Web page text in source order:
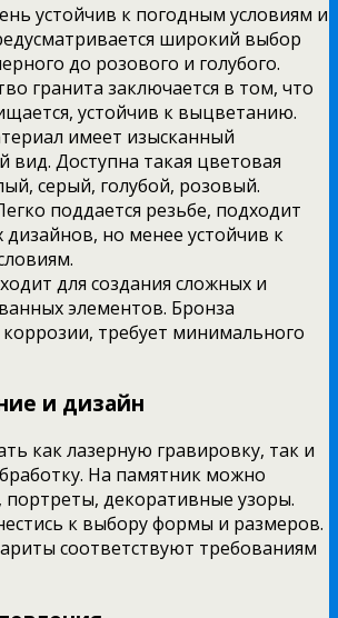
устойчив к погодным условиям и
широкий выбор
до розового и голубого.
гранита заключается в том, что
устойчив к выцветанию.
имеет изысканный
вид. Доступна такая цветовая
серый, голубой, розовый.
поддается резьбе, подходит
дизайнов, но менее устойчив к
для создания сложных и
элементов. Бронза
коррозии, требует минимального
и дизайн
как лазерную гравировку, так и
На памятник можно
портреты, декоративные узоры.
к выбору формы и размеров.
соответствуют требованиям